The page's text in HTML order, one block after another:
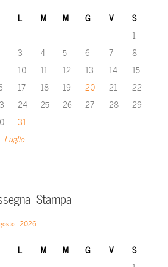
L M M G V S
Luglio
1
3 4 5 6 7
8
10 11 12 13 14
15
17 18 19 20 21
22
24 25 26 27 28
29
31
Stampa
2026
L M M G V S